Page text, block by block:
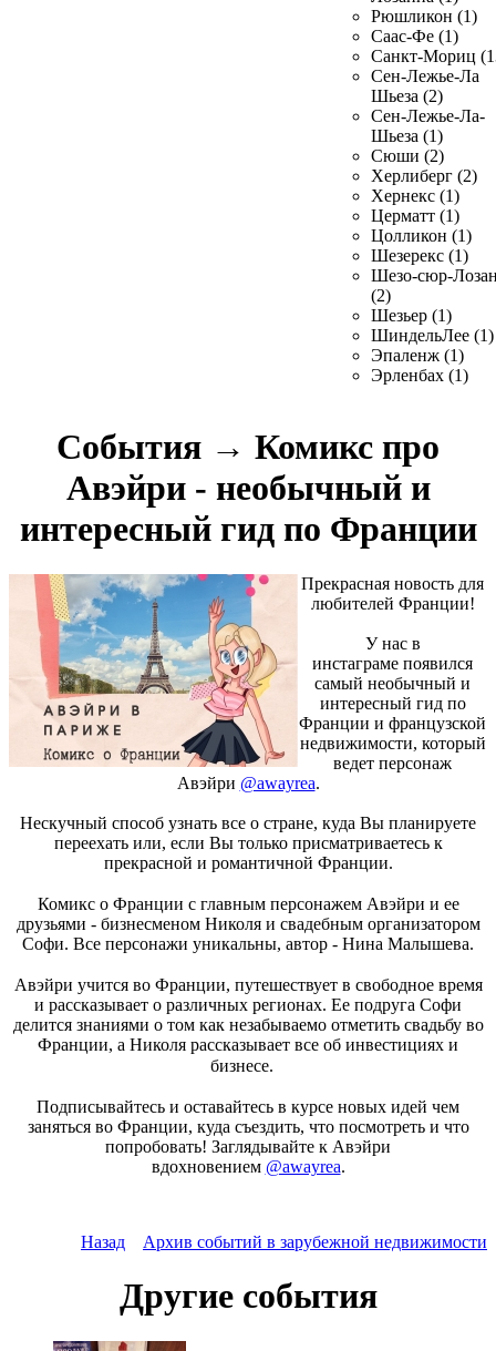
Рюшликон (1)
Саас-Фе (1)
Санкт-Мориц
Сен-Лежье-Ла
Шьеза (2)
Сен-Лежье-Ла-
Шьеза (1)
Сюши (2)
Херлиберг (2)
Хернекс (1)
Церматт (1)
Цолликон (1)
Шезерекс (1)
Шезо-сюр-
(2)
Шезьер (1)
ШиндельЛее (1)
Эпаленж (1)
Эрленбах (1)
События → Комикс про
Авэйри - необычный и
интересный гид по Франции
Прекрасная новость для
любителей Франции!
У нас в
инстаграме появился
самый необычный и
интересный гид по
Франции и французской
недвижимости, который
ведет персонаж
Авэйри @awayrea.
Нескучный способ узнать все о стране, куда Вы планируете
переехать или, если Вы только присматриваетесь к
прекрасной и романтичной Франции.
Комикс о Франции с главным персонажем Авэйри и ее
друзьями - бизнесменом Николя и свадебным организатором
Софи. Все персонажи уникальны, автор - Нина Малышева.
Авэйри учится во Франции, путешествует в свободное время
и рассказывает о различных регионах. Ее подруга Софи
делится знаниями о том как незабываемо отметить свадьбу во
Франции, а Николя рассказывает все об инвестициях и
бизнесе.⠀
Подписывайтесь и оставайтесь в курсе новых идей чем
заняться во Франции, куда съездить, что посмотреть и что
попробовать! Заглядывайте к Авэйри
вдохновением @awayrea.
Назад Архив событий в зарубежной недвижимости
Другие события